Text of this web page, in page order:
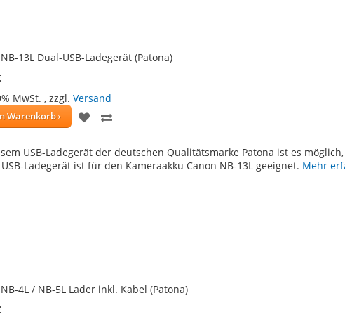
13L Dual-USB-Ladegerät (Patona)
MwSt. , zzgl. Versand
Warenkorb
ZUR
HINZUFÜGEN
HINZUFÜGEN
USB-Ladegerät der deutschen Qualitätsmarke Patona ist es
Ladegerät ist für den Kameraakku Canon NB-13L geeignet. Mehr
4L / NB-5L Lader inkl. Kabel (Patona)